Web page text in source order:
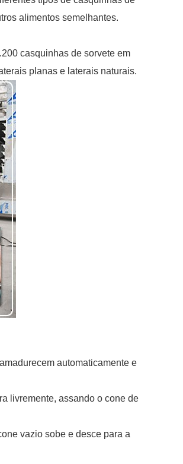
alimentos semelhantes.
casquinhas de sorvete em
planas e laterais naturais.
automaticamente e
livremente, assando o cone de
vazio sobe e desce para a